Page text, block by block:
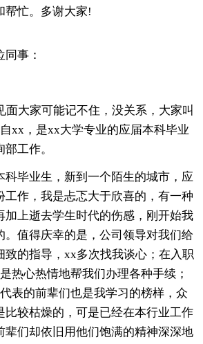
帮忙。多谢大家!
事：
面大家可能记不住，没关系，大家叫
xx，是xx大学专业的应届本科毕业
工作。
科毕业生，新到一个陌生的城市，应
工作，我是忐忑大于欣喜的，有一种
加上逝去学生时代的伤感，刚开始我
。值得庆幸的是，公司领导对我们给
致的指导，xx多次找我谈心；在入职
热心热情地帮我们办理各种手续；
表的前辈们也是我学习的榜样，众
比较枯燥的，可是已经在本行业工作
辈们却依旧用他们饱满的精神深深地